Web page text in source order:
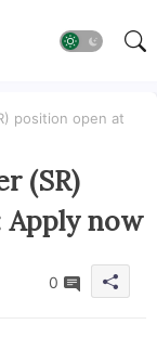
position open at
(SR)
now
0